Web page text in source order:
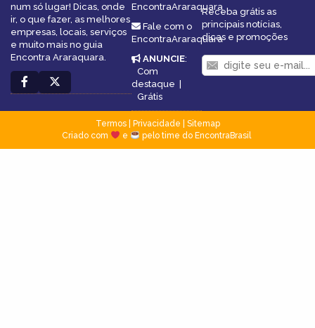
num só lugar! Dicas, onde
ir, o que fazer, as melhores
empresas, locais, serviços
e muito mais no guia
Encontra Araraquara.
EncontraAraraquara
Fale com o
EncontraAraraquara
ANUNCIE:
Com
destaque |
Grátis
Receba grátis as
principais notícias,
dicas e promoções
Termos| Privacidade
Sitemap
Criado com
e pelo time do EncontraBrasil